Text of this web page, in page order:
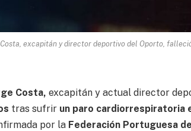
Costa, excapitán y director deportivo del Oporto,
Costa, excapitán y actual director
tras sufrir un paro cardiorrespiratoria
por la Federación Portuguesa